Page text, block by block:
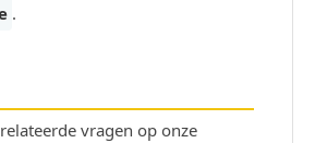
.
vragen op onze